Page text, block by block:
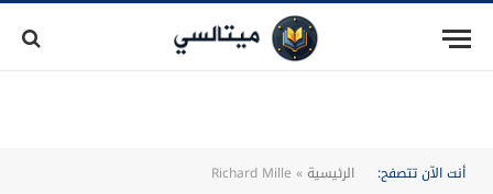
أنت الآن تتصفح: الرئيسية»
Richard Mille